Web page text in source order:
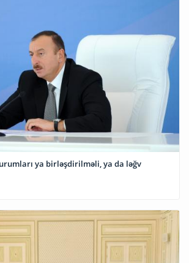
ya birləşdirilməli, ya da ləğv